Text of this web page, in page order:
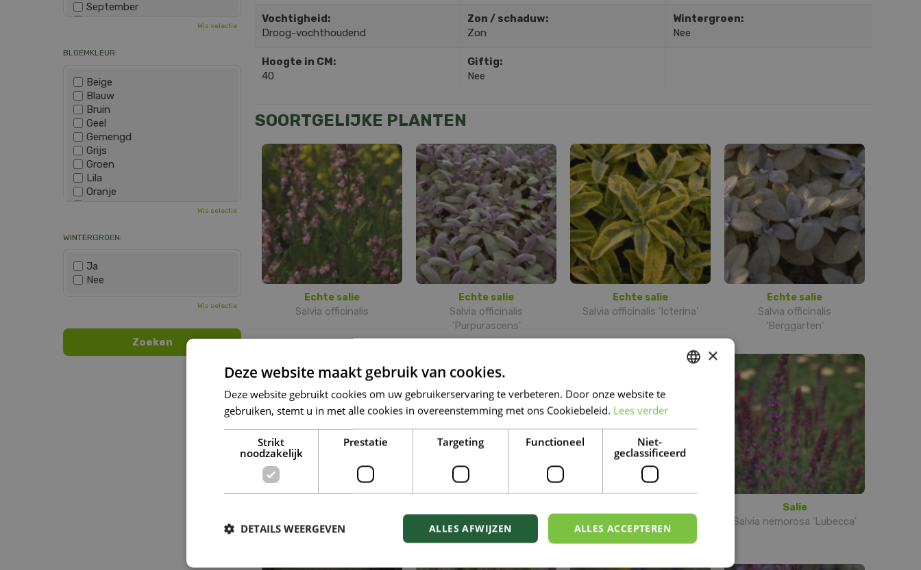
Vochtigheid:
Droog-vochthoudend
Zon / schaduw:
Zon
Wintergroen:
Nee
Hoogte in CM:
40
Giftig:
Nee
SOORTGELIJKE PLANTEN
Echte salie
Salvia officinalis
Echte salie
Salvia officinalis
'Purpurascens'
Echte salie
Salvia officinalis 'Icterina'
Echte salie
Salvia officinalis
'Berggarten'
Salvia verticillata 'Alba'
Salvia verticillata 'Purple
Rain'
Salie
Salvia nemorosa 'Lubecca'
September
December
Wis selectie
BLOEMKLEUR:
Beige
Blauw
Bruin
Geel
Gemengd
Grijs
Groen
Lila
Oranje
Roze
Zwart
Wis selectie
WINTERGROEN:
Ja
Nee
Wis selectie
×
Deze website maakt gebruik van cookies.
Deze website gebruikt cookies om uw gebruikerservaring te verbeteren. Door onze website te
gebruiken, stemt u in met alle cookies in overeenstemming met ons Cookiebeleid. Lees verder
Strikt
noodzakelijk
Prestatie Targeting Functioneel
Niet-
geclassificeerd
ALLES ACCEPTEREN
ALLES AFWIJZEN
DETAILS WEERGEVEN